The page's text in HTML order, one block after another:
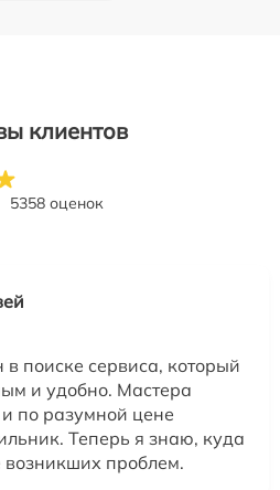
клиентов
5358 оценок
поиске сервиса, который
и удобно. Мастера
по разумной цене
Теперь я знаю, куда
возникших проблем.